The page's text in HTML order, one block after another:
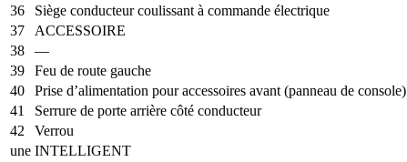
36
Siège conducteur coulissant à commande électrique
37
ACCESSOIRE
38
—
39
Feu de route gauche
40
Prise d’alimentation pour accessoires avant (panneau de console)
41
Serrure de porte arrière côté conducteur
42
Verrou
une INTELLIGENT